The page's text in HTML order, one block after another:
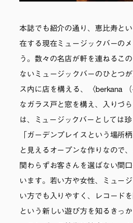
本誌でも紹介の通り、恵比寿と
在する現在ミュージックバーの
う。数々の名店が軒を連ねるこ
ないミュージックバーのひとつ
ス内に店を構える、〈berkana
なガラス戸と窓を構え、入りづ
は、ミュージックバーとしては珍
「ガーデンプレイスという場所
と見えるオープンな作りなので
関わらずお客さんを選ばない間
います。若い方や女性、ミュー
い方でも入りやすく、レコード
という新しい遊び方を知るきっ